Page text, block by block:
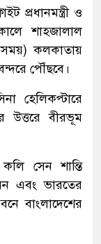
প্রধানমন্ত্রী ও
শাহজালাল
সময়) কলকাতায়
পৌঁছবে।
হেলিকপ্টারে
উত্তরে বীরভূম
সেন শান্তি
এবং ভারতের
বাংলাদেশের